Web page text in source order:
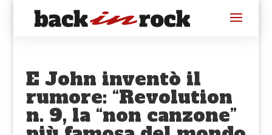
E John inventò il
rumore: “Revolution
n. 9, la “non canzone”